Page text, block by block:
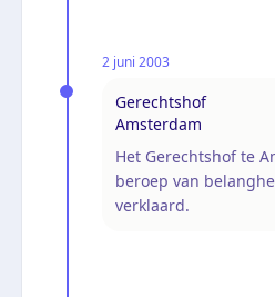
2 juni 2003
Gerechtshof
Amsterdam
Het Gerechtshof te
beroep van
verklaard.